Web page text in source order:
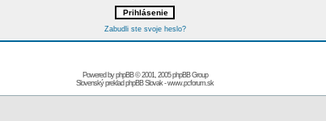
Zabudli ste svoje heslo?
Powered byphpBB© 2001, 2005 phpBB Group
Slovenský preklad phpBB Slovak-www.pcforum.sk